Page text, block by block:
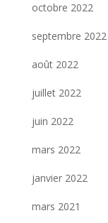
octobre 2022
septembre 2022
août 2022
juillet 2022
juin 2022
mars 2022
janvier 2022
mars 2021